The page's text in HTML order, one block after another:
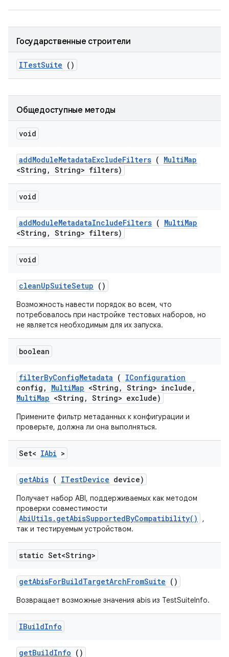
Государственные строители
ITestSuite ()
Общедоступные методы
void
addModuleMetadataExcludeFilters ( MultiMap
<String , String> filters)
void
addModuleMetadataIncludeFilters ( MultiMap
<String , String> filters)
void
cleanUpSuiteSetup ()
Возможность навести порядок во всем, что
потребовалось при настройке тестовых наборов, но
не является необходимым для их запуска.
boolean
filterByConfigMetadata ( IConfiguration
config , MultiMap <String , String> include ,
MultiMap <String , String> exclude)
Примените фильтр метаданных к конфигурации и
проверьте, должна ли она выполняться.
Set< IAbi >
getAbis ( ITestDevice device)
Получает набор ABI, поддерживаемых как методом
проверки совместимости
AbiUtils.getAbisSupportedByCompatibility()
,
так и тестируемым устройством.
static Set<String>
getAbisForBuildTargetArchFromSuite ()
Возвращает возможные значения abis из TestSuiteInfo.
IBuildInfo
getBuildInfo ()